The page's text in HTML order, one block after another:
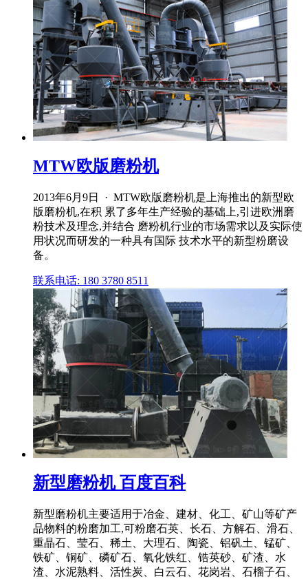
MTW欧版磨粉机
2013年6月9日 · MTW欧版磨粉机是上海推出的新型欧
版磨粉机,在积 累了多年生产经验的基础上,引进欧洲磨
粉技术及理念,并结合 磨粉机行业的市场需求以及实际使
用状况而研发的一种具有国际 技术水平的新型粉磨设
备。
联系电话: 180 3780 8511
新型磨粉机 百度百科
新型磨粉机主要适用于冶金、建材、化工、矿山等矿产
品物料的粉磨加工,可粉磨石英、长石、方解石、滑石、
重晶石、莹石、稀土、大理石、陶瓷、铝矾土、锰矿、
铁矿、铜矿、磷矿石、氧化铁红、锆英砂、矿渣、水
渣、水泥熟料、活性炭、白云石、花岗岩、石榴子石、